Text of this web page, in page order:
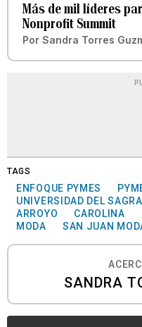
Más de mil líderes
Nonprofit Summit
Por Sandra Torres
TAGS
ENFOQUE PYMES
UNIVERSIDAD DEL
ARROYO
CAROLINA
MODA
SAN JUAN
SANDRA